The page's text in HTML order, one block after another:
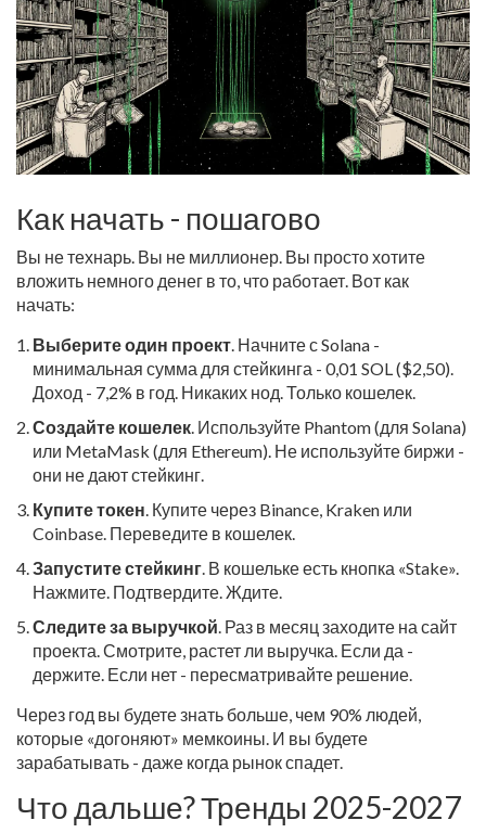
Как начать - пошагово
Вы не технарь. Вы не миллионер. Вы просто хотите
вложить немного денег в то, что работает. Вот как
начать:
Выберите один проект . Начните с Solana -
минимальная сумма для стейкинга - 0,01 SOL ($2,50).
Доход - 7,2% в год. Никаких нод. Только кошелек.
Создайте кошелек . Используйте Phantom (для Solana)
или MetaMask (для Ethereum). Не используйте биржи -
они не дают стейкинг.
Купите токен . Купите через Binance, Kraken или
Coinbase. Переведите в кошелек.
Запустите стейкинг . В кошельке есть кнопка «Stake».
Нажмите. Подтвердите. Ждите.
Следите за выручкой . Раз в месяц заходите на сайт
проекта. Смотрите, растет ли выручка. Если да -
держите. Если нет - пересматривайте решение.
Через год вы будете знать больше, чем 90% людей,
которые «догоняют» мемкоины. И вы будете
зарабатывать - даже когда рынок спадет.
Что дальше? Тренды 2025-2027